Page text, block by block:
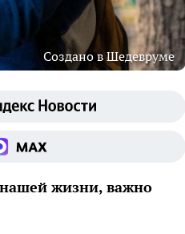
Создано в Шедевруме
жизни, важно